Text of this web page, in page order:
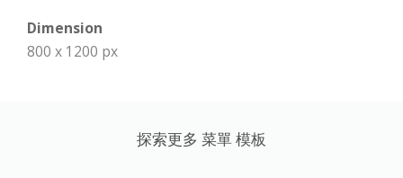
Dimension
800 x 1200 px
探索更多 菜單 模板